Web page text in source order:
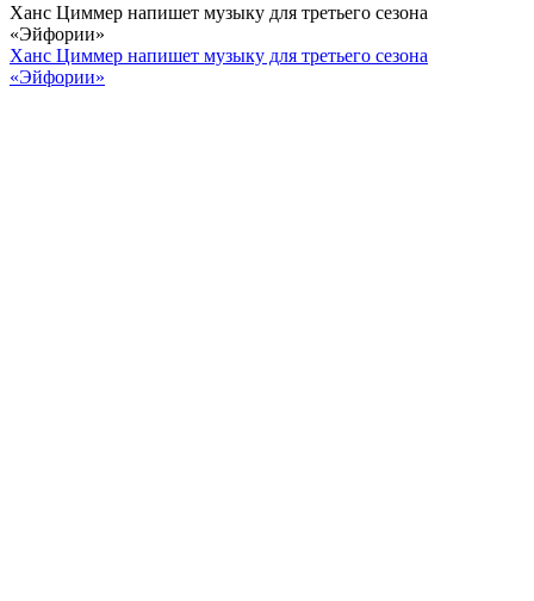
Ханс Циммер напишет музыку для третьего сезона
«Эйфории»
Ханс Циммер напишет музыку для третьего сезона
«Эйфории»